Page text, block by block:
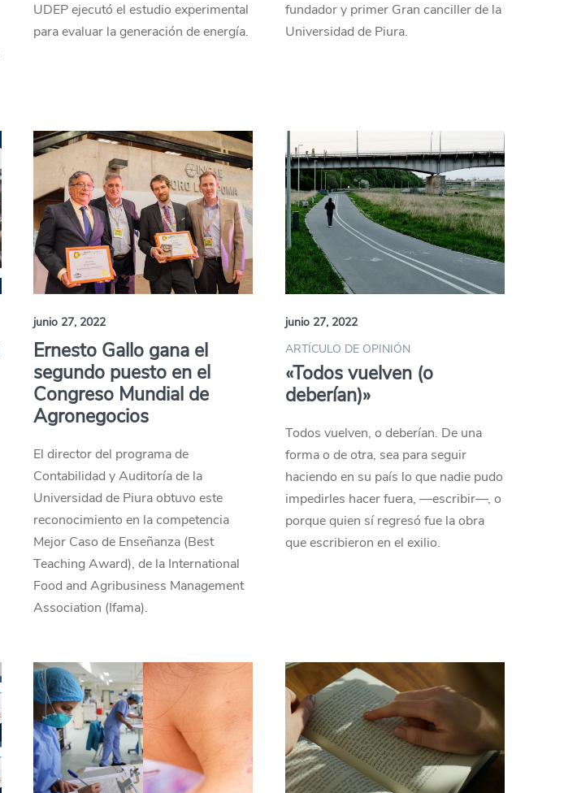
UDEP ejecutó el estudio experimental
para evaluar la generación de energía.
fundador y primer Gran canciller de la
Universidad de Piura.
junio 27, 2022
Ernesto Gallo gana el
segundo puesto en el
Congreso Mundial de
Agronegocios
El director del programa de
Contabilidad y Auditoría de la
Universidad de Piura obtuvo este
reconocimiento en la competencia
Mejor Caso de Enseñanza (Best
Teaching Award), de la International
Food and Agribusiness Management
Association (Ifama).
junio 27, 2022
ARTÍCULO DE OPINIÓN
«Todos vuelven (o
deberían)»
Todos vuelven, o deberían. De una
forma o de otra, sea para seguir
haciendo en su país lo que nadie pudo
impedirles hacer fuera, ―escribir―, o
porque quien sí regresó fue la obra
que escribieron en el exilio.